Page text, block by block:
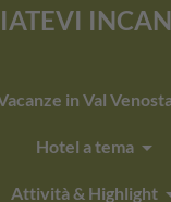
in Val
Hotel a temaarrow_drop_down
Attività & Highlight